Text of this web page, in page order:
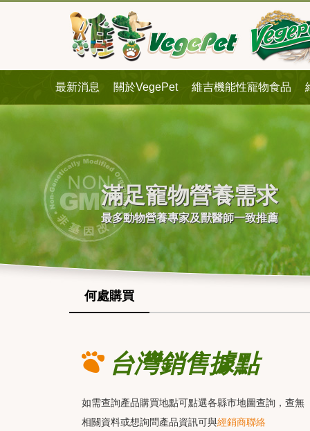
最新消息 關於VegePet 維吉機能性寵物食品
滿足寵物營養需求
最多動物營養專家及獸醫師一致推薦
何處購買
台灣銷售據點
如需查詢產品購買地點可點選各縣市地圖查詢，查無
相關資料或想詢問產品資訊可與經銷商聯絡